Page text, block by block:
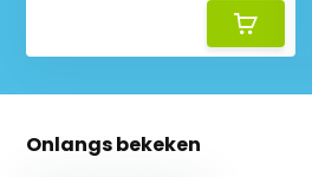
Onlangs bekeken